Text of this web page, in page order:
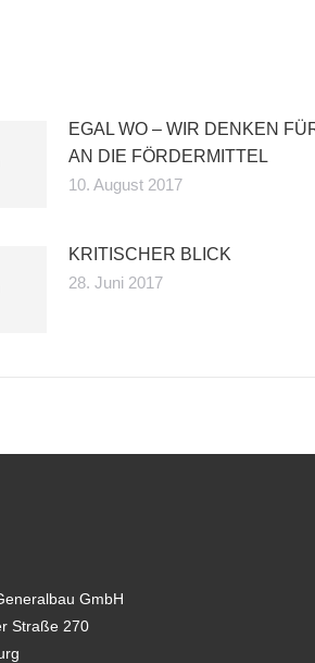
EGAL WO – WIR DENKEN
AN DIE FÖRDERMITTEL
10. August 2017
KRITISCHER BLICK
28. Juni 2017
GmbH
Straße 270